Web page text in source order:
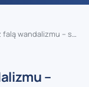
– straty przekraczają 4 miliony euro
–